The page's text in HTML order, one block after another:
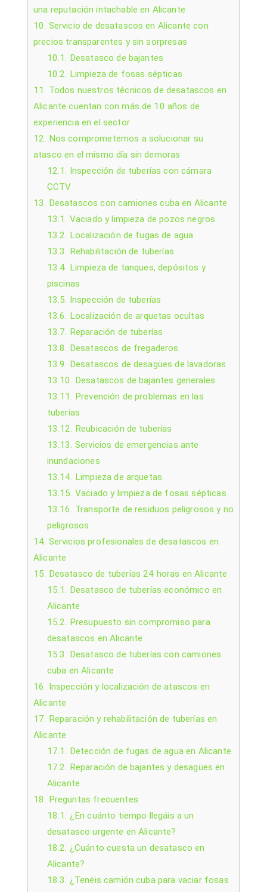
una reputación intachable en Alicante
10. Servicio de desatascos en Alicante con
precios transparentes y sin sorpresas
10.1. Desatasco de bajantes
10.2. Limpieza de fosas sépticas
11. Todos nuestros técnicos de desatascos en
Alicante cuentan con más de 10 años de
experiencia en el sector
12. Nos comprometemos a solucionar su
atasco en el mismo día sin demoras
12.1. Inspección de tuberías con cámara
CCTV
13. Desatascos con camiones cuba en Alicante
13.1. Vaciado y limpieza de pozos negros
13.2. Localización de fugas de agua
13.3. Rehabilitación de tuberías
13.4. Limpieza de tanques, depósitos y
piscinas
13.5. Inspección de tuberías
13.6. Localización de arquetas ocultas
13.7. Reparación de tuberías
13.8. Desatascos de fregaderos
13.9. Desatascos de desagües de lavadoras
13.10. Desatascos de bajantes generales
13.11. Prevención de problemas en las
tuberías
13.12. Reubicación de tuberías
13.13. Servicios de emergencias ante
inundaciones
13.14. Limpieza de arquetas
13.15. Vaciado y limpieza de fosas sépticas
13.16. Transporte de residuos peligrosos y no
peligrosos
14. Servicios profesionales de desatascos en
Alicante
15. Desatasco de tuberías 24 horas en Alicante
15.1. Desatasco de tuberías económico en
Alicante
15.2. Presupuesto sin compromiso para
desatascos en Alicante
15.3. Desatasco de tuberías con camiones
cuba en Alicante
16. Inspección y localización de atascos en
Alicante
17. Reparación y rehabilitación de tuberías en
Alicante
17.1. Detección de fugas de agua en Alicante
17.2. Reparación de bajantes y desagües en
Alicante
18. Preguntas frecuentes
18.1. ¿En cuánto tiempo llegáis a un
desatasco urgente en Alicante?
18.2. ¿Cuánto cuesta un desatasco en
Alicante?
18.3. ¿Tenéis camión cuba para vaciar fosas